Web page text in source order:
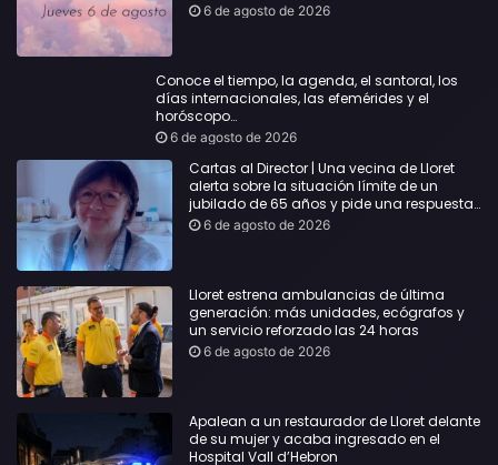
6 de agosto de 2026
Conoce el tiempo, la agenda, el santoral, los
días internacionales, las efemérides y el
horóscopo…
6 de agosto de 2026
Cartas al Director | Una vecina de Lloret
alerta sobre la situación límite de un
jubilado de 65 años y pide una respuesta
urgente
6 de agosto de 2026
Lloret estrena ambulancias de última
generación: más unidades, ecógrafos y
un servicio reforzado las 24 horas
6 de agosto de 2026
Apalean a un restaurador de Lloret delante
de su mujer y acaba ingresado en el
Hospital Vall d’Hebron